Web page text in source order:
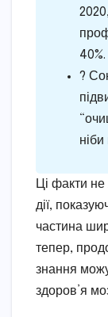
40%.
?
Ці факти
дії,
частина
тепер,
знання
здоров’я